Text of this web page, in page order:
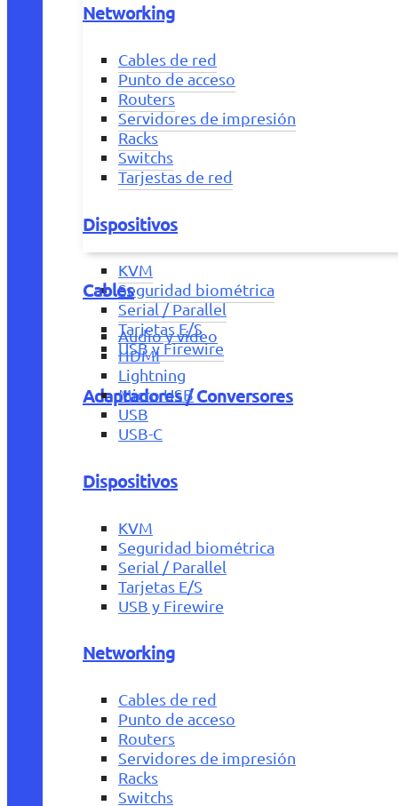
Networking
Cables de red
Punto de acceso
Routers
Servidores de impresión
Racks
Switchs
Tarjestas de red
Dispositivos
KVM
Seguridad biométrica
Serial / Parallel
Tarjetas E/S
USB y Firewire
Adaptadores / Conversores
Cables
Audio y vídeo
HDMI
Lightning
Micro USB
USB
USB-C
Dispositivos
KVM
Seguridad biométrica
Serial / Parallel
Tarjetas E/S
USB y Firewire
Networking
Cables de red
Punto de acceso
Routers
Servidores de impresión
Racks
Switchs